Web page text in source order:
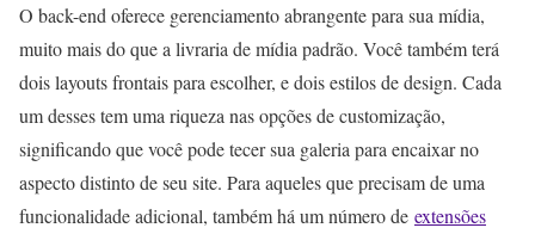
O back-end oferece gerenciamento abrangente para sua mídia,
muito mais do que a livraria de mídia padrão. Você também terá
dois layouts frontais para escolher, e dois estilos de design. Cada
um desses tem uma riqueza nas opções de customização,
significando que você pode tecer sua galeria para encaixar no
aspecto distinto de seu site. Para aqueles que precisam de uma
funcionalidade adicional, também há um número de extensões